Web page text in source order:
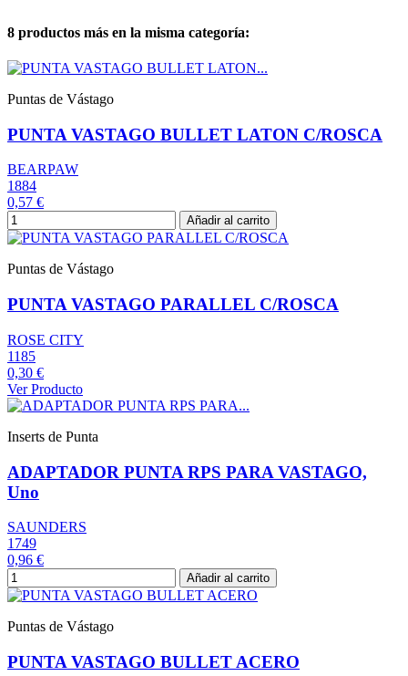
8 productos más en la misma categoría:
Puntas de Vástago
PUNTA VASTAGO BULLET LATON C/ROSCA
BEARPAW
1884
0,57 €
Añadir al carrito
Puntas de Vástago
PUNTA VASTAGO PARALLEL C/ROSCA
ROSE CITY
1185
0,30 €
Ver Producto
Inserts de Punta
ADAPTADOR PUNTA RPS PARA VASTAGO,
Uno
SAUNDERS
1749
0,96 €
Añadir al carrito
Puntas de Vástago
PUNTA VASTAGO BULLET ACERO